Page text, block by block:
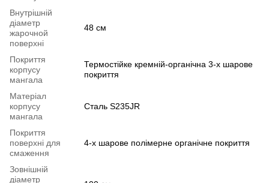
Внутрішній
діаметр
жарочной
поверхні
48 см
Покриття
корпусу
мангала
Термостійке кремній-органічна 3-х шарове
покриття
Матеріал
корпусу
мангала
Сталь S235JR
Покриття
поверхні для
смаження
4-х шарове полімерне органічне покриття
Зовнішній
діаметр